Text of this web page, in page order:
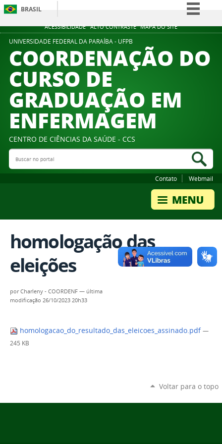
ACESSIBILIDADE ALTO CONTRASTE MAPA DO SITE
BRASIL
Simplifique!
Participe
Acesso à informação
Canais
UNIVERSIDADE FEDERAL DA PARAÍBA - UFPB
COORDENAÇÃO DO
CURSO DE
GRADUAÇÃO EM
ENFERMAGEM
CENTRO DE CIÊNCIAS DA SAÚDE - CCS
Buscar no portal
Contato Webmail
homologação das
eleições
porCharleny - COORDENF — última
modificação 26/10/2023 20h33
homologacao_do_resultado_das_eleicoes_assinado.pdf —
245 KB
Voltar para o topo